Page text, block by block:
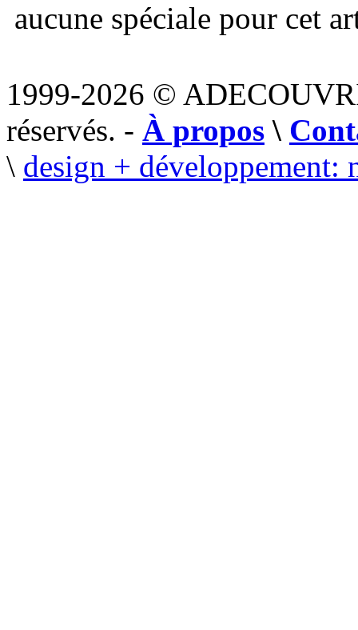
aucune spéciale pour cet
1999-2026 ©
réservés. - À propos \
\ design + développement: